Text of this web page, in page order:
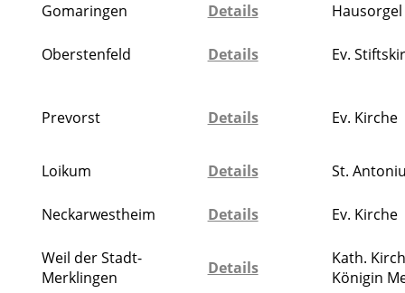
Gomaringen Details Hausorgel
Oberstenfeld Details Ev.
Prevorst Details Ev. Kirche
Loikum Details St.
Neckarwestheim Details Ev. Kirche
Weil der Stadt-
Merklingen
Details
Kath.
Königin